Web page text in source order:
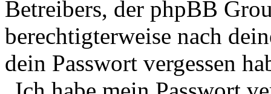
Betreibers, der phpBB
berechtigterweise nach
dein Passwort vergessen